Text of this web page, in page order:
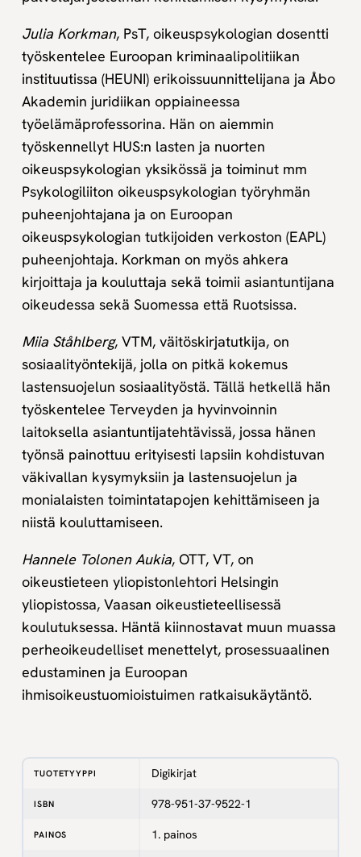
Julia Korkman, PsT, oikeuspsykologian dosentti
työskentelee Euroopan kriminaalipolitiikan
instituutissa (HEUNI) erikoissuunnittelijana ja Åbo
Akademin juridiikan oppiaineessa
työelämäprofessorina. Hän on aiemmin
työskennellyt HUS:n lasten ja nuorten
oikeuspsykologian yksikössä ja toiminut mm
Psykologiliiton oikeuspsykologian työryhmän
puheenjohtajana ja on Euroopan
oikeuspsykologian tutkijoiden verkoston (EAPL)
puheenjohtaja. Korkman on myös ahkera
kirjoittaja ja kouluttaja sekä toimii asiantuntijana
oikeudessa sekä Suomessa että Ruotsissa.
Miia Ståhlberg, VTM, väitöskirjatutkija, on
sosiaalityöntekijä, jolla on pitkä kokemus
lastensuojelun sosiaalityöstä. Tällä hetkellä hän
työskentelee Terveyden ja hyvinvoinnin
laitoksella asiantuntijatehtävissä, jossa hänen
työnsä painottuu erityisesti lapsiin kohdistuvan
väkivallan kysymyksiin ja lastensuojelun ja
monialaisten toimintatapojen kehittämiseen ja
niistä kouluttamiseen.
Hannele Tolonen Aukia, OTT, VT, on
oikeustieteen yliopistonlehtori Helsingin
yliopistossa, Vaasan oikeustieteellisessä
koulutuksessa. Häntä kiinnostavat muun muassa
perheoikeudelliset menettelyt, prosessuaalinen
edustaminen ja Euroopan
ihmisoikeustuomioistuimen ratkaisukäytäntö.
TUOTETYYPPI Digikirjat
ISBN 978-951-37-9522-1
PAINOS 1. painos